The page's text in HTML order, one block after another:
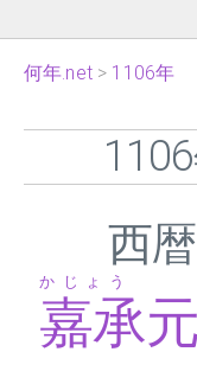
何年.net 1106年
1106
西暦
嘉承
かじょう